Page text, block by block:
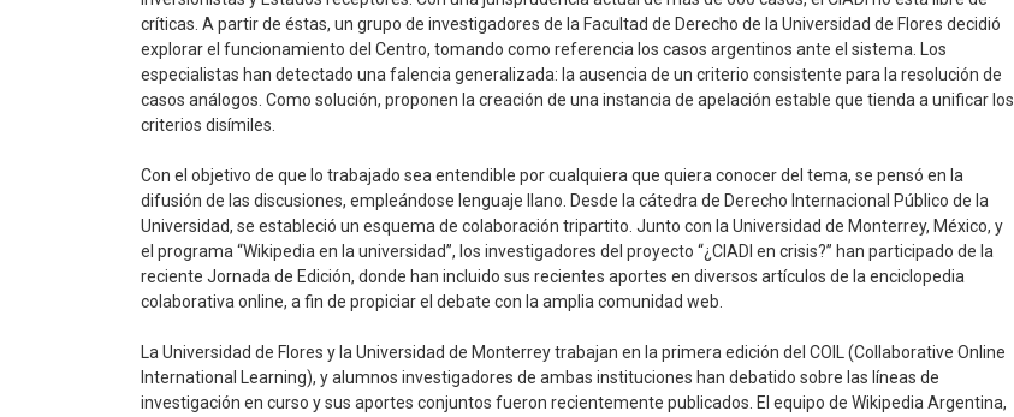
críticas. A partir de éstas, un grupo de investigadores de la Facultad de Derecho de la Universidad de Flores decidió
explorar el funcionamiento del Centro, tomando como referencia los casos argentinos ante el sistema. Los
especialistas han detectado una falencia generalizada: la ausencia de un criterio consistente para la resolución de
casos análogos. Como solución, proponen la creación de una instancia de apelación estable que tienda a unificar los
criterios disímiles.
Con el objetivo de que lo trabajado sea entendible por cualquiera que quiera conocer del tema, se pensó en la
difusión de las discusiones, empleándose lenguaje llano. Desde la cátedra de Derecho Internacional Público de la
Universidad, se estableció un esquema de colaboración tripartito. Junto con la Universidad de Monterrey, México, y
el programa “Wikipedia en la universidad”, los investigadores del proyecto “¿CIADI en crisis?” han participado de la
reciente Jornada de Edición, donde han incluido sus recientes aportes en diversos artículos de la enciclopedia
colaborativa online, a fin de propiciar el debate con la amplia comunidad web.
La Universidad de Flores y la Universidad de Monterrey trabajan en la primera edición del COIL (Collaborative Online
International Learning), y alumnos investigadores de ambas instituciones han debatido sobre las líneas de
investigación en curso y sus aportes conjuntos fueron recientemente publicados. El equipo de Wikipedia Argentina,